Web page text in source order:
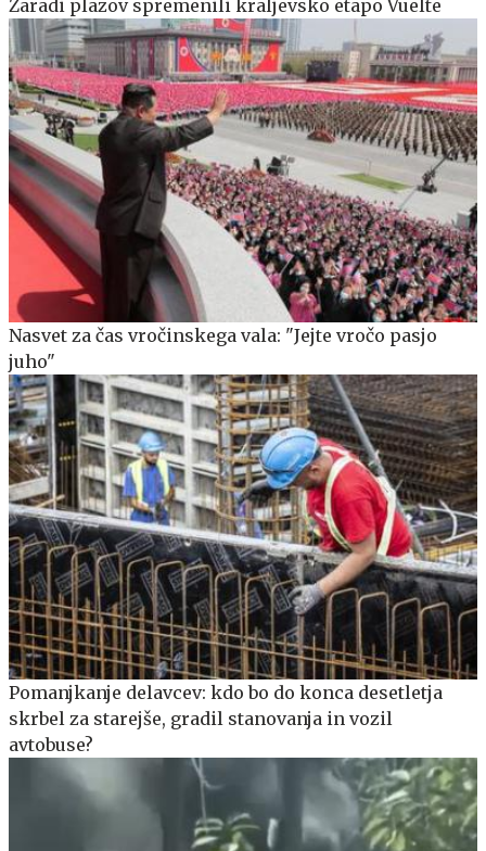
Zaradi plazov spremenili kraljevsko etapo Vuelte
Nasvet za čas vročinskega vala: "Jejte vročo pasjo
juho"
Pomanjkanje delavcev: kdo bo do konca desetletja
skrbel za starejše, gradil stanovanja in vozil
avtobuse?